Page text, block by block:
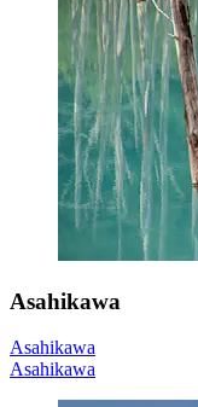
Asahikawa
Asahikawa
Asahikawa